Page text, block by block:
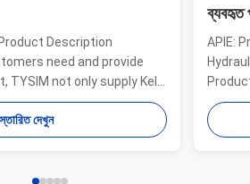
Description
need and provide
not only supply Kelly
top brands, but also
for the world foundation
providing customized
দেখুন
ব্যবহৃত
APIE:
offer